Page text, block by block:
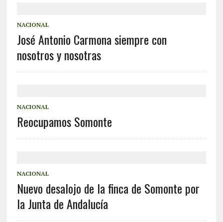
NACIONAL
José Antonio Carmona siempre con
nosotros y nosotras
NACIONAL
Reocupamos Somonte
NACIONAL
Nuevo desalojo de la finca de Somonte por
la Junta de Andalucía